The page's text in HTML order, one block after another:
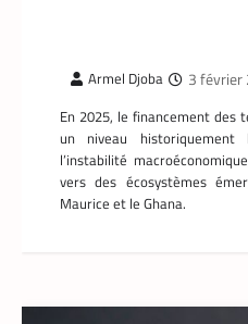
Armel Djoba 3 février
En 2025, le financement des
un niveau historiquement
l’instabilité
vers des écosystèmes
Maurice et le Ghana.
Mobile money,